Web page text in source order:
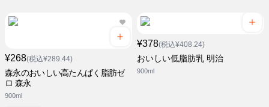
¥268(税込¥289.44)
森永のおいしい高たんぱく脂肪ゼ
ロ 森永
900ml
¥378(税込¥408.24)
おいしい低脂肪乳 明治
900ml